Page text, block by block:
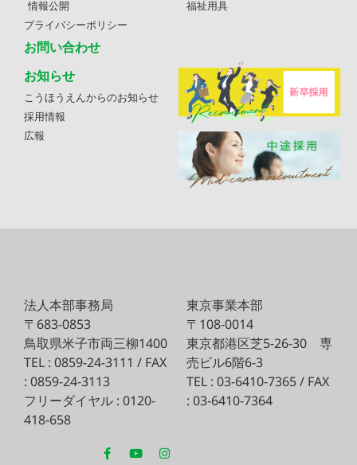
情報公開
プライバシーポリシー
お問い合わせ
福祉用具
お知らせ
こうほうえんからのお知らせ
採用情報
広報
法人本部事務局
〒683-0853
鳥取県米子市両三柳1400
TEL : 0859-24-3111 / FAX
: 0859-24-3113
フリーダイヤル : 0120-
418-658
東京事業本部
〒108-0014
東京都港区芝5-26-30 専
売ビル6階6-3
TEL : 03-6410-7365 / FAX
: 03-6410-7364